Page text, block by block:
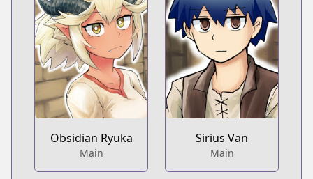
Obsidian Ryuka
Main
Sirius Van
Main